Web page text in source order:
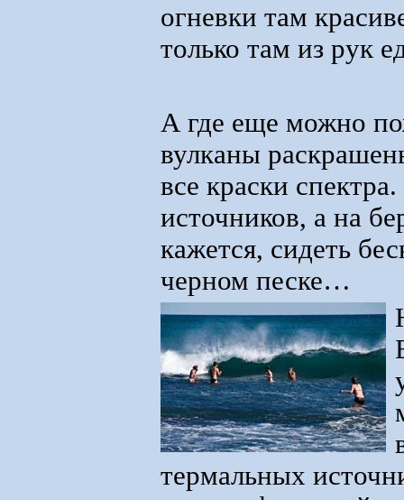
огневки там
только там из рук
А где еще можно
вулканы
все краски
источников, а на
кажется, сидеть
черном песке…
термальных